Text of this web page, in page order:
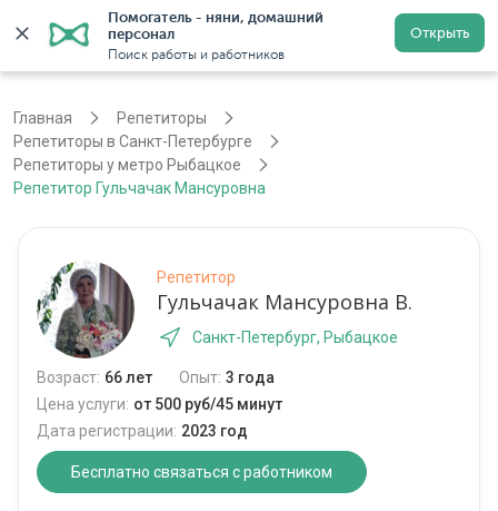
Помогатель - няни, домашний
персонал
Поиск работы и работников
Открыть
Санкт-Петербург Регистрация
Главная
Репетиторы
Репетиторы в Санкт-Петербурге
Репетиторы у метро Рыбацкое
Репетитор Гульчачак Мансуровна
Репетитор
Гульчачак Мансуровна В.
Санкт-Петербург, Рыбацкое
Возраст: 66 лет Опыт: 3 года
Цена услуги: от 500 руб/45 минут
Дата регистрации: 2023 год
Бесплатно связаться с работником